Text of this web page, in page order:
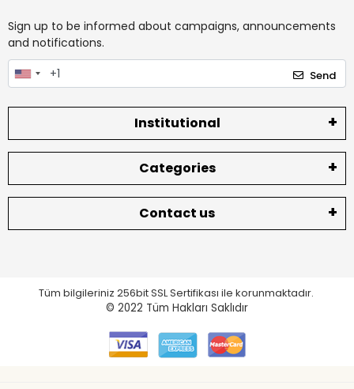
Sign up to be informed about campaigns, announcements
and notifications.
Send
Institutional
Categories
Contact us
Tüm bilgileriniz 256bit SSL Sertifikası ile korunmaktadır.
© 2022 Tüm Hakları Saklıdır